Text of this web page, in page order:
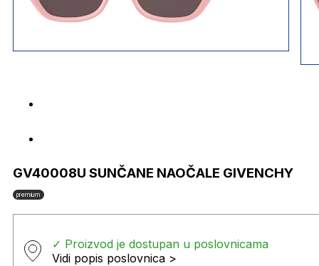
GV40008U SUNČANE NAOČALE GIVENCHY
premium
✓ Proizvod je dostupan u poslovnicama
Vidi popis poslovnica >